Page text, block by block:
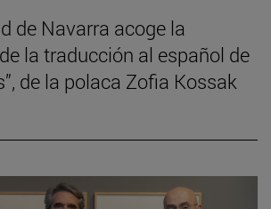
de Navarra acoge la
la traducción al español de
de la polaca Zofia Kossak